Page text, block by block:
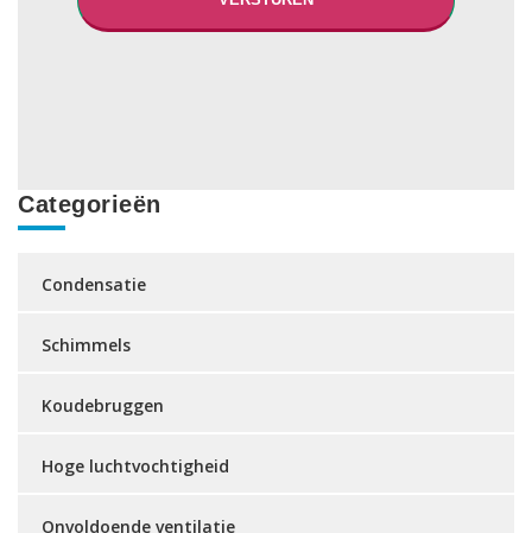
Categorieën
Condensatie
Schimmels
Koudebruggen
Hoge luchtvochtigheid
Onvoldoende ventilatie